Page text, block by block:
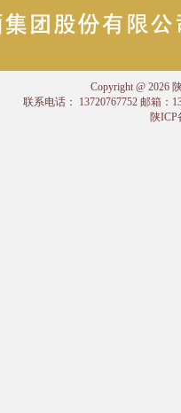
Copyright @ 2026
联系电话： 13720767752 邮箱：
陕ICP